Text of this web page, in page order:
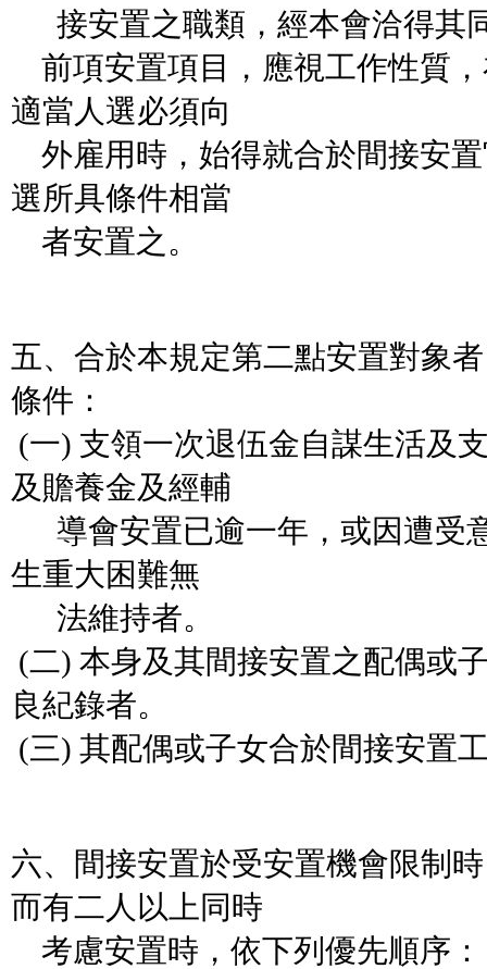
接安置之職類，經本會洽得其
前項安置項目，應視工作性質
適當人選必須向
外雇用時，始得就合於間接安
選所具條件相當
者安置之。
五、合於本規定第二點安置對象
條件：
(一) 支領一次退伍金自謀生活及
及贍養金及經輔
導會安置已逾一年，或因遭受
生重大困難無
法維持者。
(二) 本身及其間接安置之配偶或
良紀錄者。
(三) 其配偶或子女合於間接安置
六、間接安置於受安置機會限制
而有二人以上同時
考慮安置時，依下列優先順序：